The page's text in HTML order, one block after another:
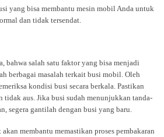
yang bisa membantu mesin mobil Anda untuk
dan tidak tersendat.
bahwa salah satu faktor yang bisa menjadi
berbagai masalah terkait busi mobil. Oleh
kondisi busi secara berkala. Pastikan
tidak aus. Jika busi sudah menunjukkan tanda-
segera gantilah dengan busi yang baru.
membantu memastikan proses pembakaran